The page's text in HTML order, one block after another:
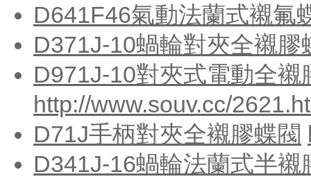
D641F46氣動法蘭式襯氟
D371J-10蝸輪對夾全襯膠
D971J-10對夾式電動全襯
http://www.souv.cc/
D71J手柄對夾全襯膠蝶閥
D341J-16蝸輪法蘭式半襯